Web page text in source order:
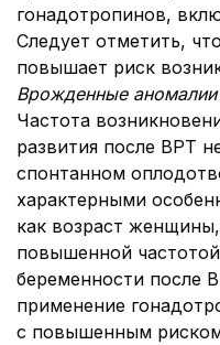
гонадотропинов,
Следует отметить,
повышает риск
Врожденные аномалии
Частота
развития после ВРТ
спонтанном
характерными
как возраст
повышенной
беременности после
применение
с повышенным